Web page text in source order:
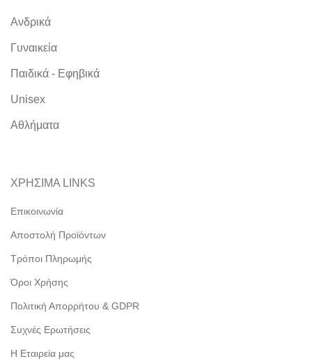
Ανδρικά
Γυναικεία
Παιδικά - Εφηβικά
Unisex
Αθλήματα
ΧΡΗΣΙΜΑ LINKS
Επικοινωνία
Αποστολή Προϊόντων
Τρόποι Πληρωμής
Όροι Χρήσης
Πολιτική Απορρήτου & GDPR
Συχνές Ερωτήσεις
Η Εταιρεία μας